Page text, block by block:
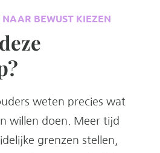
BEWUST KIEZEN
weten precies wat
willen doen. Meer tijd
grenzen stellen,